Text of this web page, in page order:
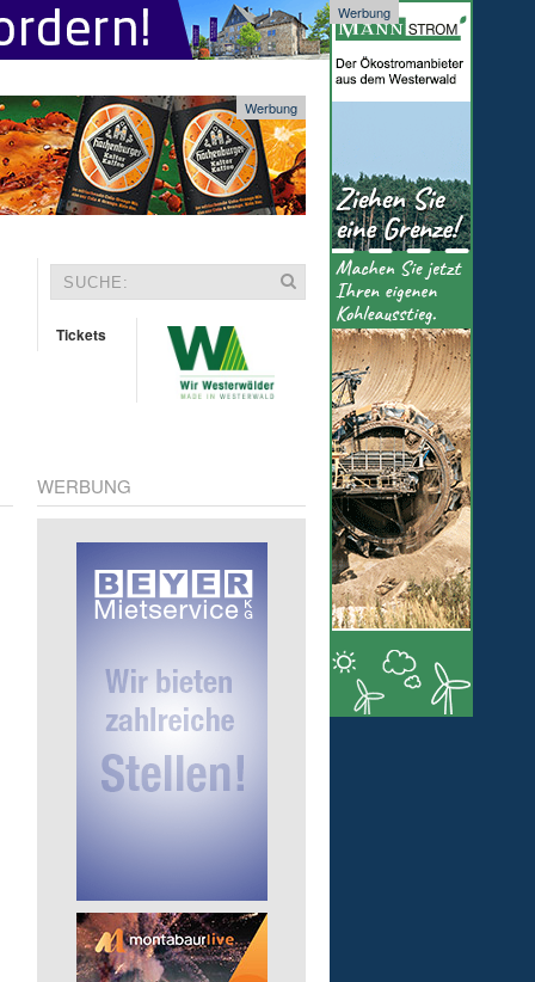
Werbung
Werbung
Tickets
WERBUNG